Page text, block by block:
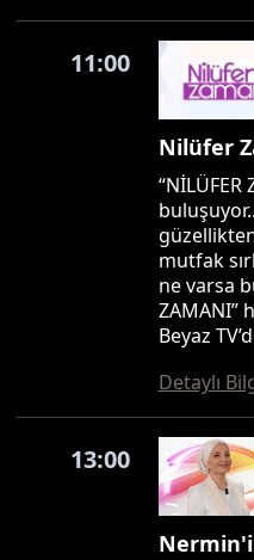
11:00
Nilüfer
mutfak
ne varsa
ZAMANI”
Beyaz
Detaylı
13:00